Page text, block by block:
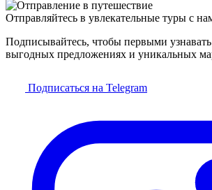
Отправляйтесь в увлекательные туры с
Подписывайтесь, чтобы первыми
выгодных предложениях и уникальных
Подписаться на Telegram